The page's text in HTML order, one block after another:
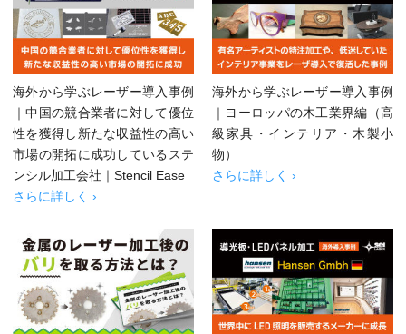
海外から学ぶレーザー導入事例
｜中国の競合業者に対して優位
性を獲得し新たな収益性の高い
市場の開拓に成功しているステ
ンシル加工会社｜Stencil Ease
さらに詳しく ›
海外から学ぶレーザー導入事例
｜ヨーロッパの木工業界編（高
級家具・インテリア・木製小
物）
さらに詳しく ›